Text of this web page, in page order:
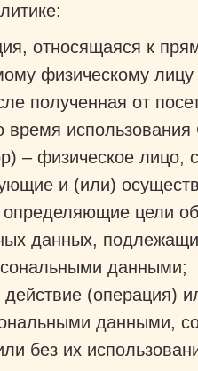
относящаяся к
физическому
полученная от
время использования
– физическое лицо,
и (или)
цели
данных,
данными;
(операция)
данными,
без их